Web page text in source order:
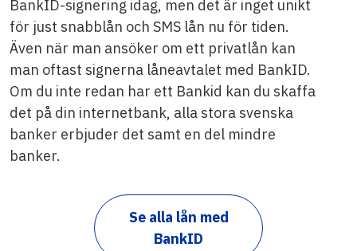
BankID-signering idag, men det är inget unikt
för just snabblån och SMS lån nu för tiden.
Även när man ansöker om ett privatlån kan
man oftast signerna låneavtalet med BankID.
Om du inte redan har ett Bankid kan du skaffa
det på din internetbank, alla stora svenska
banker erbjuder det samt en del mindre
banker.
Se alla lån med
BankID